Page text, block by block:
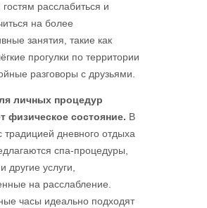
гостям расслабиться и
на более
занятия, такие как
прогулки по территории
разговоры с друзьями.
личных процедур
физическое состояние. В
традицией дневного отдыха
спа-процедуры,
другие услуги,
на расслабление.
часы идеально подходят